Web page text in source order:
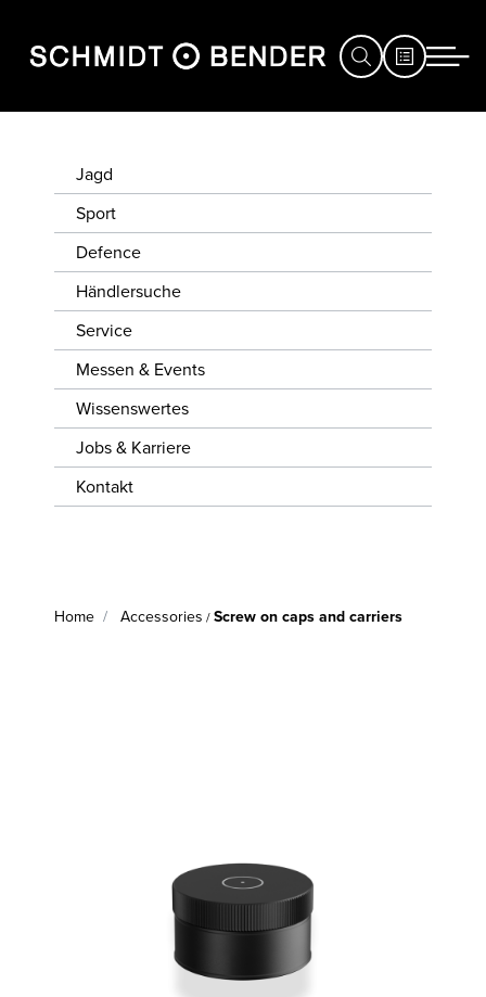
JAGD
SPORT
DEFENCE
HÄNDLERSUCHE
SERVICE
MESSEN
EVENTS
WISSENSWERTES
KONTAKT
Jagd
Sport
Defence
Händlersuche
Service
Messen & Events
Wissenswertes
Jobs & Karriere
Kontakt
Home Accessories /Screw on caps and carriers